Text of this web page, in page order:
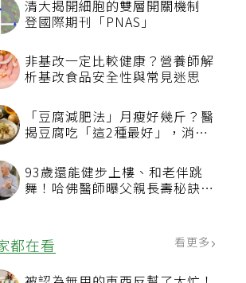
清大揭開細胞的雙層開關機制
登國際期刊「PNAS」
非基改一定比較健康？營養師解
析基改食品安全性與常見迷思
「豆腐減肥法」月瘦好幾斤？醫
揭豆腐吃「這2種最好」，消脹
93歲還能健步上樓、和老伴跳
舞！哈佛醫師曝父親長壽秘訣：
都在看